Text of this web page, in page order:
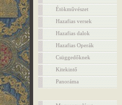
Étökművészet
Hazafias versek
Hazafias dalok
Hazafias Operák
Csüggedőknek
Kitekintő
Panoráma